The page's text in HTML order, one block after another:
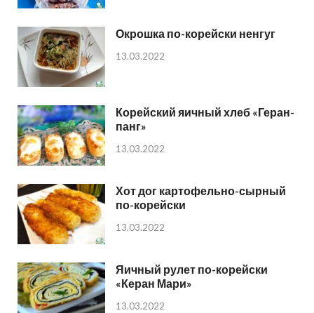
Окрошка по-корейски ненгуг
13.03.2022
Корейский яичный хлеб «Геран-
панг»
13.03.2022
Хот дог картофельно-сырный
по-корейски
13.03.2022
Яичный рулет по-корейски
«Керан Мари»
13.03.2022